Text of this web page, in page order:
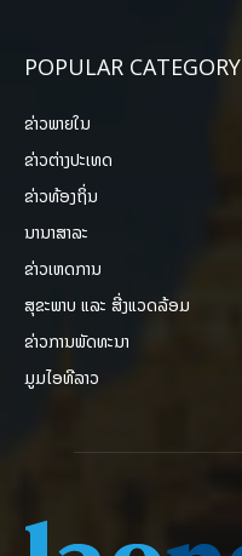
POPULAR CATEGORY
ຂ່າວພາຍ​ໃນ
ຂ່າວຕ່າງປະເທດ
ຂ່າວທ້ອງຖິ່ນ
ນານາສາລະ
ຂ່າວເຫດການ
ສຸຂະພາບ ແລະ ສີ່ງແວດລ້ອມ
ຂ່າວການພັດທະນາ
ມູມໄອທີລາວ